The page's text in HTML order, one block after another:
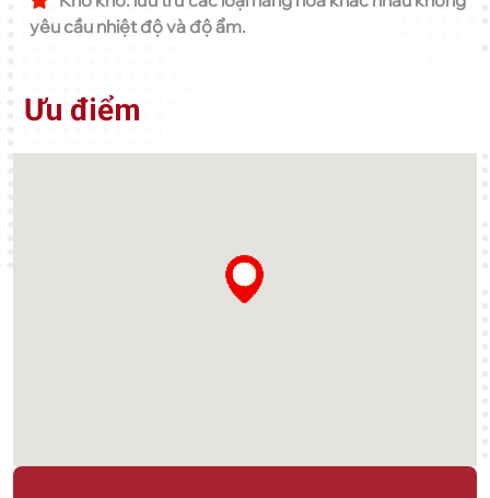
yêu cầu nhiệt độ và độ ẩm.
Ưu điểm